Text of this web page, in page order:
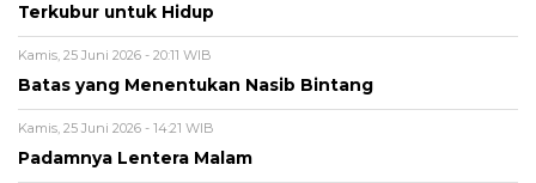
Terkubur untuk Hidup
Kamis, 25 Juni 2026 - 20:11 WIB
Batas yang Menentukan Nasib Bintang
Kamis, 25 Juni 2026 - 14:21 WIB
Padamnya Lentera Malam